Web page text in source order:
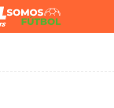
Somos
Futbol